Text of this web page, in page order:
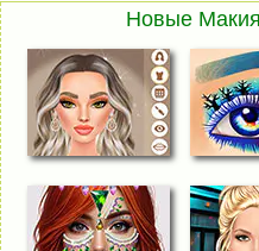
Новые